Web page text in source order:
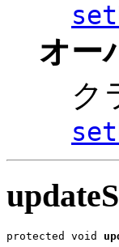
オー
ク
protected void